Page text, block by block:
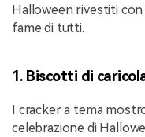
Halloween rivestiti
fame di tutti.
1. Biscotti di
I cracker a tema
celebrazione di